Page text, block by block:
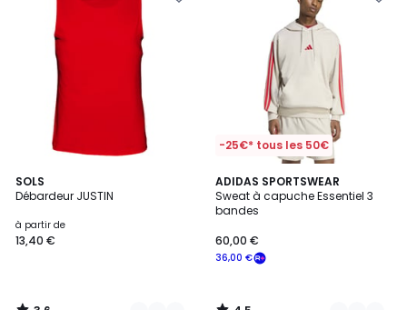
SOLS
Débardeur JUSTIN
à partir de
13,40 €
3,6
/ 5
7
Couleurs
-25€* tous les 50€
ADIDAS SPORTSWEAR
Sweat à capuche Essentiel 3
bandes
36,00 €
60,00 €
4,5
/ 5
3
Couleurs